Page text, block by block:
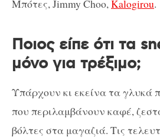
Μπότες, Jimmy Choo,Kalogirou.
Ποιος είπε ότι τα
μόνο για τρέξιμο;
Υπάρχουν κι εκείνα τα γλυκά
που περιλαμβάνουν καφέ,
βόλτες στα μαγαζιά. Τις